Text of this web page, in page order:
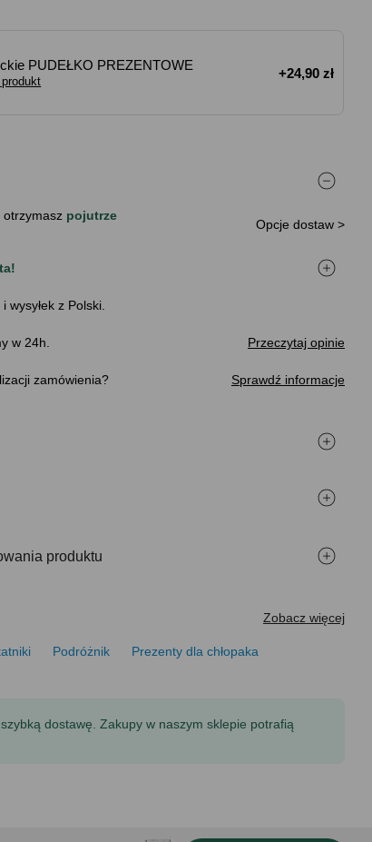
PUDEŁKO PREZENTOWE +24,90 zł
pojutrze
Opcje dostaw >
wysyłek z Polski.
w 24h. Przeczytaj opinie
zamówienia Sprawdź informacje
produktu
Zobacz więcej
Podróżnik Prezenty dla chłopaka
dostawę. Zakupy w naszym sklepie potrafią